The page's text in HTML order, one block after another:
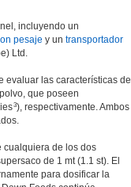
incluyendo un
pesaje y un transportador
Ltd.
evaluar las características de
que poseen
3), respectivamente. Ambos
cualquiera de los dos
de 1 mt (1.1 st). El
para dosificar la